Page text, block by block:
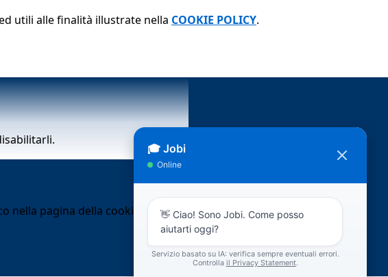
utili alle finalità illustrate nella COOKIE POLICY.
nella pagina della cookie policy.